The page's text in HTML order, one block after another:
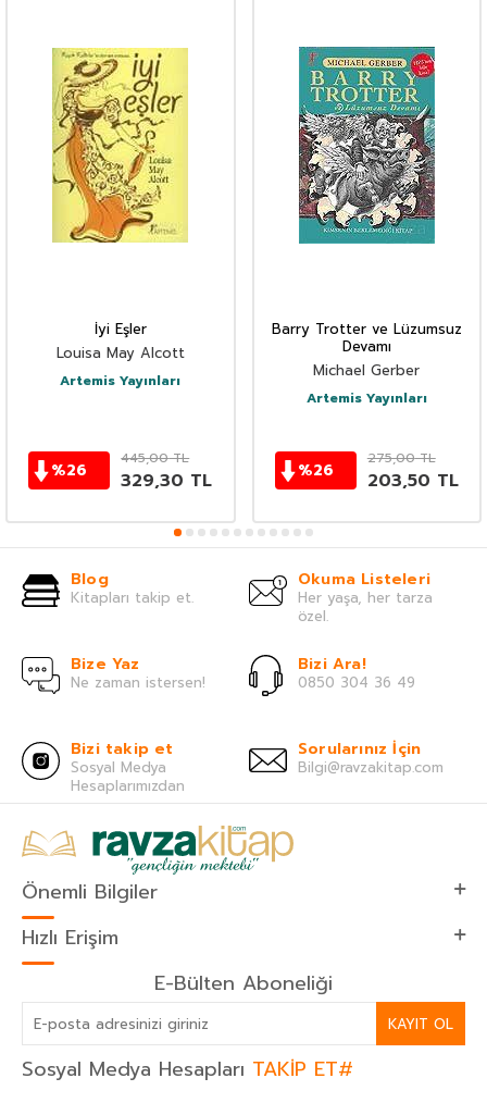
İyi Eşler
Louisa May Alcott
Artemis Yayınları
%26
445,00TL
329,30 TL
Barry Trotter ve Lüzumsuz
Devamı
Michael Gerber
Artemis Yayınları
%26
275,00TL
203,50 TL
Blog
Kitapları takip et.
Okuma Listeleri
Her yaşa, her tarza
özel.
Bize Yaz
Ne zaman istersen!
Bizi Ara!
0850 304 36 49
Bizi takip et
Sosyal Medya
Hesaplarımızdan
Sorularınız İçin
Bilgi@ravzakitap.com
Önemli Bilgiler
Hızlı Erişim
E-Bülten Aboneliği
KAYIT OL
Sosyal Medya Hesapları TAKİP ET#